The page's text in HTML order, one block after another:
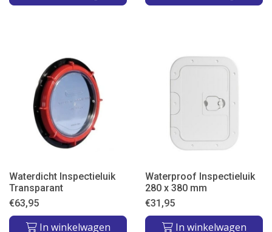
Waterdicht Inspectieluik
Transparant
€63,95
In winkelwagen
Waterproof Inspectieluik
280 x 380 mm
€31,95
In winkelwagen